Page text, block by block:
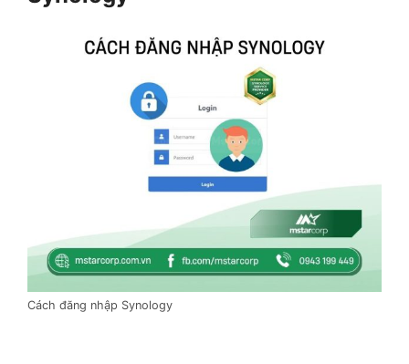
Cách đăng nhập Synology